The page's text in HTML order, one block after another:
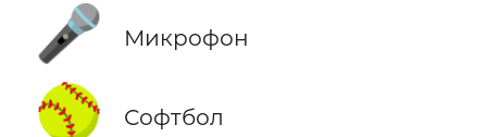
🎤 Микрофон
🥎 Софтбол